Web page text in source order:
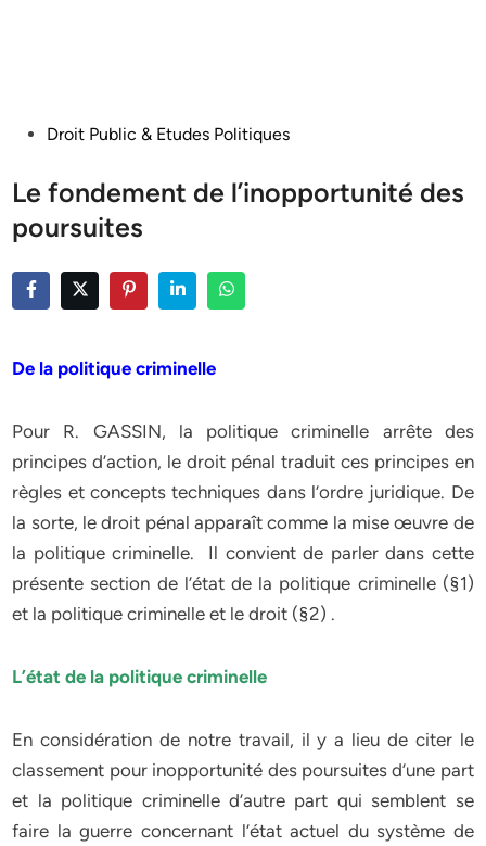
PostedDroit Public & Etudes Politiques
Le fondement de l’inopportunité des
poursuites
De la politique criminelle
Pour R. GASSIN, la politique criminelle arrête des
principes d’action, le droit pénal traduit ces principes en
règles et concepts techniques dans l’ordre juridique. De
la sorte, le droit pénal apparaît comme la mise œuvre de
la politique criminelle. Il convient de parler dans cette
présente section de l’état de la politique criminelle (§1)
et la politique criminelle et le droit (§2) .
L’état de la politique criminelle
En considération de notre travail, il y a lieu de citer le
classement pour inopportunité des poursuites d’une part
et la politique criminelle d’autre part qui semblent se
faire la guerre concernant l’état actuel du système de